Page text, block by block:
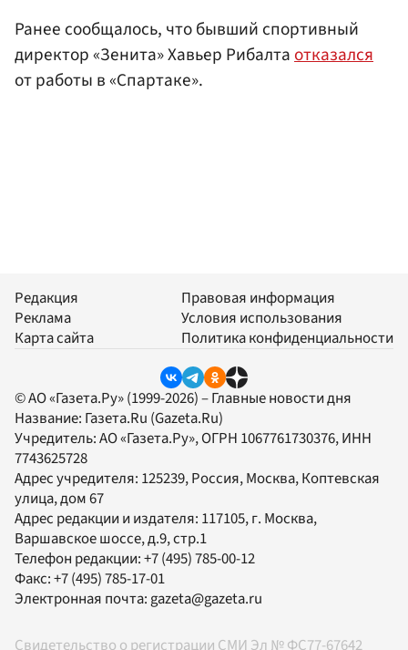
Ранее сообщалось, что бывший спортивный
директор «Зенита» Хавьер Рибалтаотказался
от работы в «Спартаке».
Редакция
Реклама
Карта сайта
Правовая информация
Условия использования
Политика конфиденциальности
© АО «Газета.Ру» (1999-2026) – Главные новости дня
Название: Газета.Ru (Gazeta.Ru)
Учредитель:АО «Газета.Ру», ОГРН 1067761730376, ИНН
7743625728
Адрес учредителя: 125239, Россия, Москва, Коптевская
улица, дом 67
Адрес редакции и издателя: 117105, г. Москва,
Варшавское шоссе, д.9, стр.1
Телефон редакции:+7 (495) 785-00-12
Факс:+7 (495) 785-17-01
Электронная почта:gazeta@gazeta.ru
Свидетельство о регистрации СМИ Эл № ФС77-67642